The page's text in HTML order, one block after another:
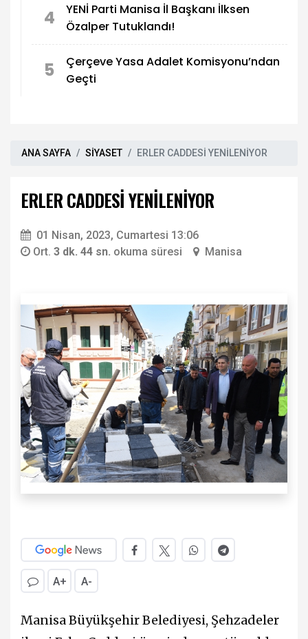
4
YENİ Parti Manisa İl Başkanı İlksen
Özalper Tutuklandı!
5
Çerçeve Yasa Adalet Komisyonu’ndan
Geçti
ANA SAYFA SİYASET ERLER CADDESİ YENİLENİYOR
ERLER CADDESİ YENİLENİYOR
01 Nisan, 2023, Cumartesi 13:06
Ort. 3 dk. 44 sn. okuma süresi Manisa
A+ A-
Manisa Büyükşehir Belediyesi, Şehzadeler